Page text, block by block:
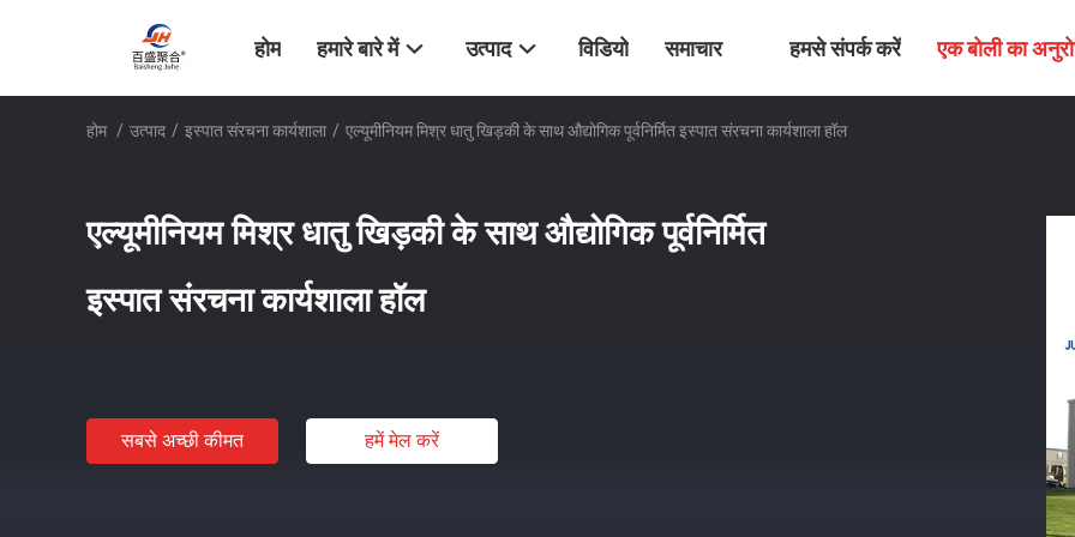
होम हमारे बारे में उत्पाद विडियो समाचार हमसे संपर्क करें एक बोली का
होम / उत्पाद / इस्पात संरचना कार्यशाला / एल्यूमीनियम मिश्र धातु खिड़की के साथ औद्योगिक पूर्वनिर्मित इस्पात संरचना कार्यशाला हॉल
एल्यूमीनियम मिश्र धातु खिड़की के साथ औद्योगिक पूर्वनिर्मित
इस्पात संरचना कार्यशाला हॉल
सबसे अच्छी कीमत हमें मेल करें